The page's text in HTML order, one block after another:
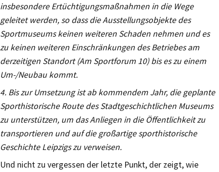
insbesondere Ertüchtigungsmaßnahmen in die Wege
geleitet werden, so dass die Ausstellungsobjekte des
Sportmuseums keinen weiteren Schaden nehmen und es
zu keinen weiteren Einschränkungen des Betriebes am
derzeitigen Standort (Am Sportforum 10) bis es zu einem
Um-/Neubau kommt.
4. Bis zur Umsetzung ist ab kommendem Jahr, die geplante
Sporthistorische Route des Stadtgeschichtlichen Museums
zu unterstützen, um das Anliegen in die Öffentlichkeit zu
transportieren und auf die großartige sporthistorische
Geschichte Leipzigs zu verweisen.
Und nicht zu vergessen der letzte Punkt, der zeigt, wie